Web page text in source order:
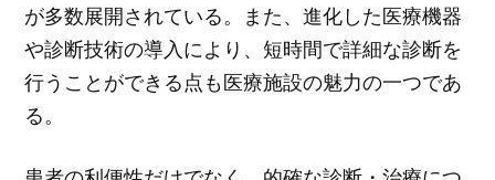
が多数展開されている。また、進化した医療機器
や診断技術の導入により、短時間で詳細な診断を
行うことができる点も医療施設の魅力の一つであ
る。